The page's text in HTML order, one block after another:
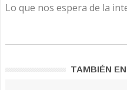
Lo que nos espera de la
TAMBIÉN